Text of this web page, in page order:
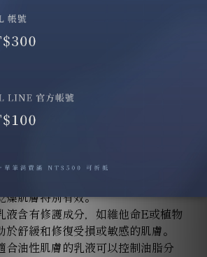
效用是保濕和鎖水。以下是乳液的
夠幫助皮膚保持水分，防止水分流
持柔潤和光滑。
燥肌膚特別有效。
液含有修護成分，如維他命E或植物
於舒緩和修復受損或敏感的肌膚。
合油性肌膚的乳液可以控制油脂分